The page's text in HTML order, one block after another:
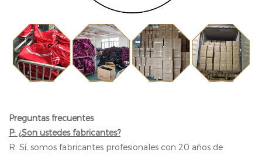
Preguntas frecuentes
P: ¿Son ustedes fabricantes?
R: Sí, somos fabricantes profesionales con 20 años de